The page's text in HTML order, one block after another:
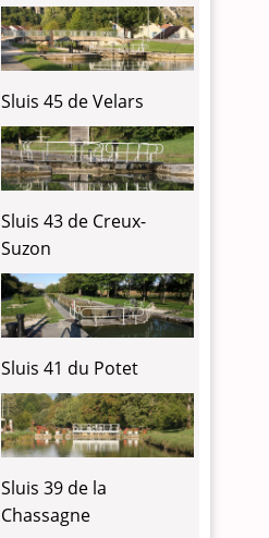
Sluis 45 de Velars
Sluis 43 de Creux-
Suzon
Sluis 41 du Potet
Sluis 39 de la
Chassagne